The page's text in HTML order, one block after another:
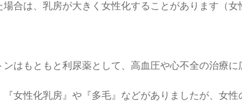
合は、乳房が大きく女性化することがあります（女
ンはもともと利尿薬として、高血圧や心不全の治療に
『女性化乳房』や『多毛』などがありましたが、女